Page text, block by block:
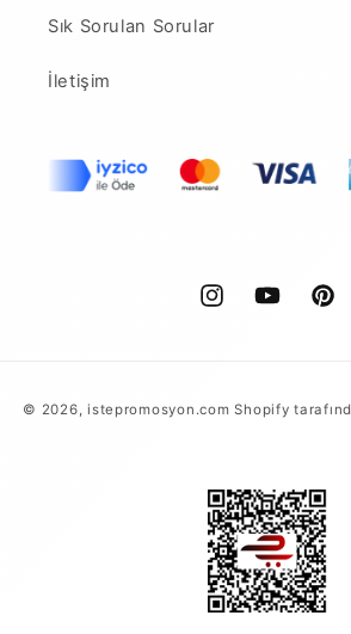
Sık Sorulan Sorular
İletişim
InstagramYouTube
© 2026, istepromosyon.com Shopify